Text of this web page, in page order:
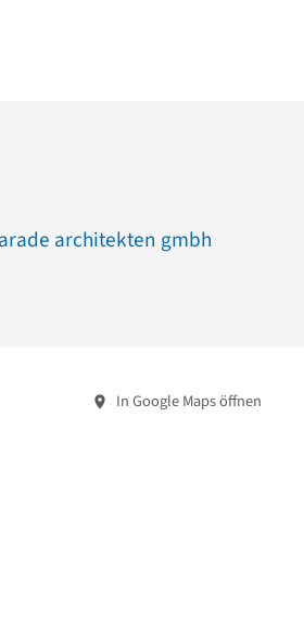
architekten gmbh
In Google Maps öffnen